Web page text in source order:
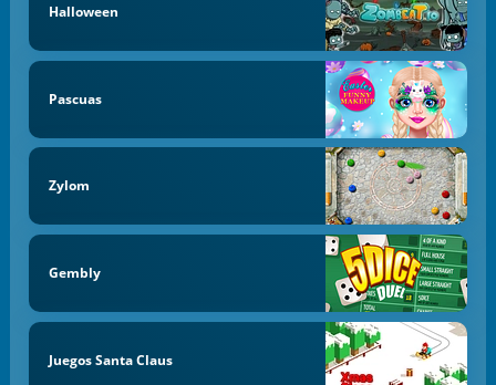
Halloween
Pascuas
Zylom
Gembly
Juegos Santa Claus